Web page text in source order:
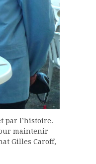
par l’histoire.
maintenir
Gilles Caroff,